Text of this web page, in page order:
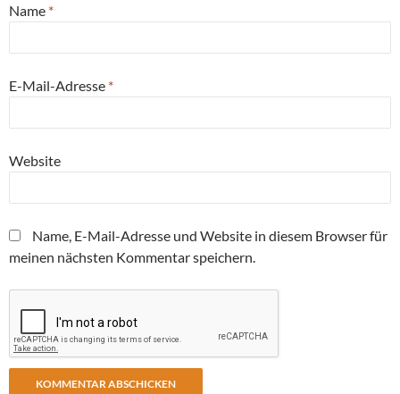
Name *
E-Mail-Adresse *
Website
Name, E-Mail-Adresse und Website in diesem Browser für
meinen nächsten Kommentar speichern.